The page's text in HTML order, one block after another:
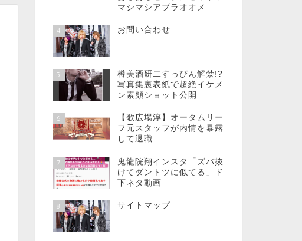
マシマシアブラオオメ
4 お問い合わせ
5
樽美酒研二すっぴん解禁!?
写真集裏表紙で超絶イケメ
ン素顔ショット公開
6
【歌広場淳】オータムリー
フ元スタッフが内情を暴露
して退職
7
鬼龍院翔インスタ「ズバ抜
けてダントツに似てる」ド
下ネタ動画
8 サイトマップ